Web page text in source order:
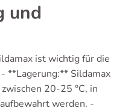
und
ist wichtig für die
**Lagerung:** Sildamax
20-25 °C, in
werden. -